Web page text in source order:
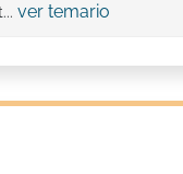
ver temario